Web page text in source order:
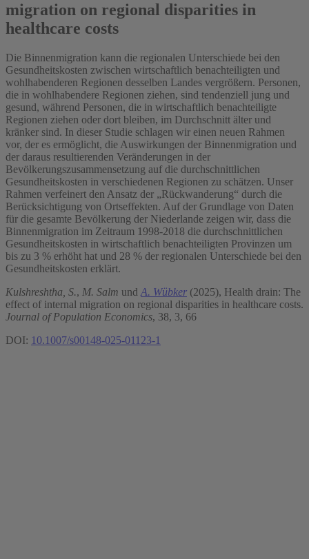
migration on regional disparities in
healthcare costs
Die Binnenmigration kann die regionalen Unterschiede bei den
Gesundheitskosten zwischen wirtschaftlich benachteiligten und
wohlhabenderen Regionen desselben Landes vergrößern. Personen,
die in wohlhabendere Regionen ziehen, sind tendenziell jung und
gesund, während Personen, die in wirtschaftlich benachteiligte
Regionen ziehen oder dort bleiben, im Durchschnitt älter und
kränker sind. In dieser Studie schlagen wir einen neuen Rahmen
vor, der es ermöglicht, die Auswirkungen der Binnenmigration und
der daraus resultierenden Veränderungen in der
Bevölkerungszusammensetzung auf die durchschnittlichen
Gesundheitskosten in verschiedenen Regionen zu schätzen. Unser
Rahmen verfeinert den Ansatz der „Rückwanderung“ durch die
Berücksichtigung von Ortseffekten. Auf der Grundlage von Daten
für die gesamte Bevölkerung der Niederlande zeigen wir, dass die
Binnenmigration im Zeitraum 1998-2018 die durchschnittlichen
Gesundheitskosten in wirtschaftlich benachteiligten Provinzen um
bis zu 3 % erhöht hat und 28 % der regionalen Unterschiede bei den
Gesundheitskosten erklärt.
Kulshreshtha, S., M. Salm und A. Wübker (2025), Health drain: The
effect of internal migration on regional disparities in healthcare costs.
Journal of Population Economics, 38, 3, 66
DOI: 10.1007/s00148-025-01123-1